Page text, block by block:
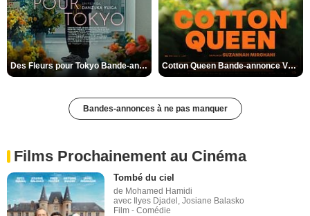
Des Fleurs pour Tokyo Bande-annonce VO STFR Cotton Queen Bande-annonce VO STFR
Bandes-annonces à ne pas manquer
Films Prochainement au Cinéma
Tombé du ciel
de Mohamed Hamidi
avec Ilyes Djadel, Josiane Balasko
Film - Comédie